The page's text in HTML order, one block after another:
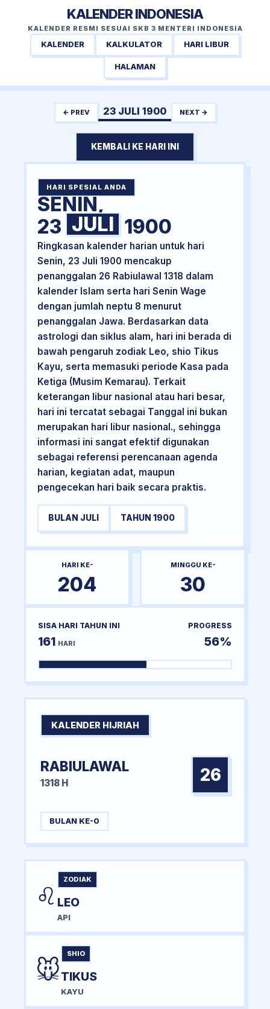
KALENDER INDONESIA
KALENDER RESMI SESUAI SKB 3 MENTERI INDONESIA
KALENDER KALKULATOR HARI LIBUR
HALAMAN
← PREV 23 JULI 1900 NEXT →
KEMBALI KE HARI INI
HARI SPESIAL ANDA
SENIN,
23 JULI 1900
Ringkasan kalender harian untuk hari
Senin, 23 Juli 1900 mencakup
penanggalan 26 Rabiulawal 1318 dalam
kalender Islam serta hari Senin Wage
dengan jumlah neptu 8 menurut
penanggalan Jawa. Berdasarkan data
astrologi dan siklus alam, hari ini berada di
bawah pengaruh zodiak Leo, shio Tikus
Kayu, serta memasuki periode Kasa pada
Ketiga (Musim Kemarau). Terkait
keterangan libur nasional atau hari besar,
hari ini tercatat sebagai Tanggal ini bukan
merupakan hari libur nasional., sehingga
informasi ini sangat efektif digunakan
sebagai referensi perencanaan agenda
harian, kegiatan adat, maupun
pengecekan hari baik secara praktis.
BULAN JULI TAHUN 1900
HARI KE-
204
MINGGU KE-
30
SISA HARI TAHUN INI
161 HARI
PROGRESS
56%
KALENDER HIJRIAH
RABIULAWAL
1318 H 26
BULAN KE-0
♌
ZODIAK
LEO
API
🐭
SHIO
TIKUS
KAYU